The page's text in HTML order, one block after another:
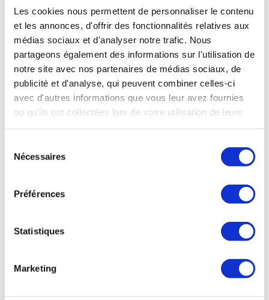
Les cookies nous permettent de personnaliser le contenu
et les annonces, d'offrir des fonctionnalités relatives aux
médias sociaux et d'analyser notre trafic. Nous
partageons également des informations sur l'utilisation de
notre site avec nos partenaires de médias sociaux, de
publicité et d'analyse, qui peuvent combiner celles-ci
avec d'autres informations que vous leur avez fournies
ou qu'ils ont collectées lors de votre utilisation de leurs
Nécessaires
Préférences
Statistiques
Marketing
contexte d'une montée en cadence délicate,
notre industrie européenne a franchi une
étape importante aujourd'hui : Aero
Excellence International stabilisera la chaîne
d'approvisionnement en augmentant la
transparence et la collaboration. Ce sera
bénéfique pour tous les acteurs, et peut servir